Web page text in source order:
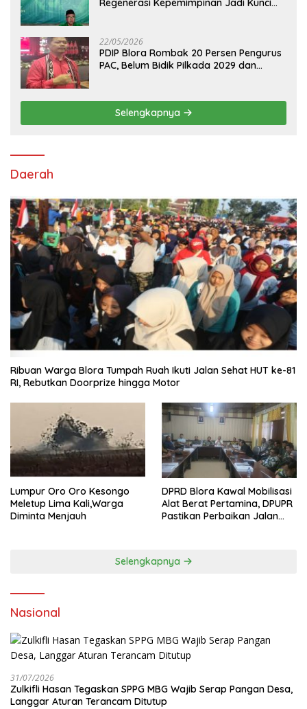
Regenerasi Kepemimpinan Jadi Kunci
22/05/2026
PDIP Blora Rombak 20 Persen Pengurus
PAC, Belum Bidik Pilkada 2029 dan
Selengkapnya
Daerah
Ribuan Warga Blora Tumpah Ruah Ikuti Jalan Sehat HUT ke-81
RI, Rebutkan Doorprize hingga Motor
Lumpur Oro Oro Kesongo
Meletup Lima Kali,Warga
Diminta Menjauh
DPRD Blora Kawal Mobilisasi
Alat Berat Pertamina, DPUPR
Pastikan Perbaikan Jalan
Selengkapnya
Nasional
31/07/2026
Zulkifli Hasan Tegaskan SPPG MBG Wajib Serap Pangan Desa,
Langgar Aturan Terancam Ditutup